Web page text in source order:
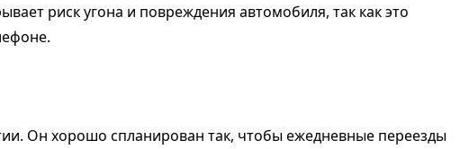
риск угона и повреждения автомобиля, так как это
Он хорошо спланирован так, чтобы ежедневные переезды